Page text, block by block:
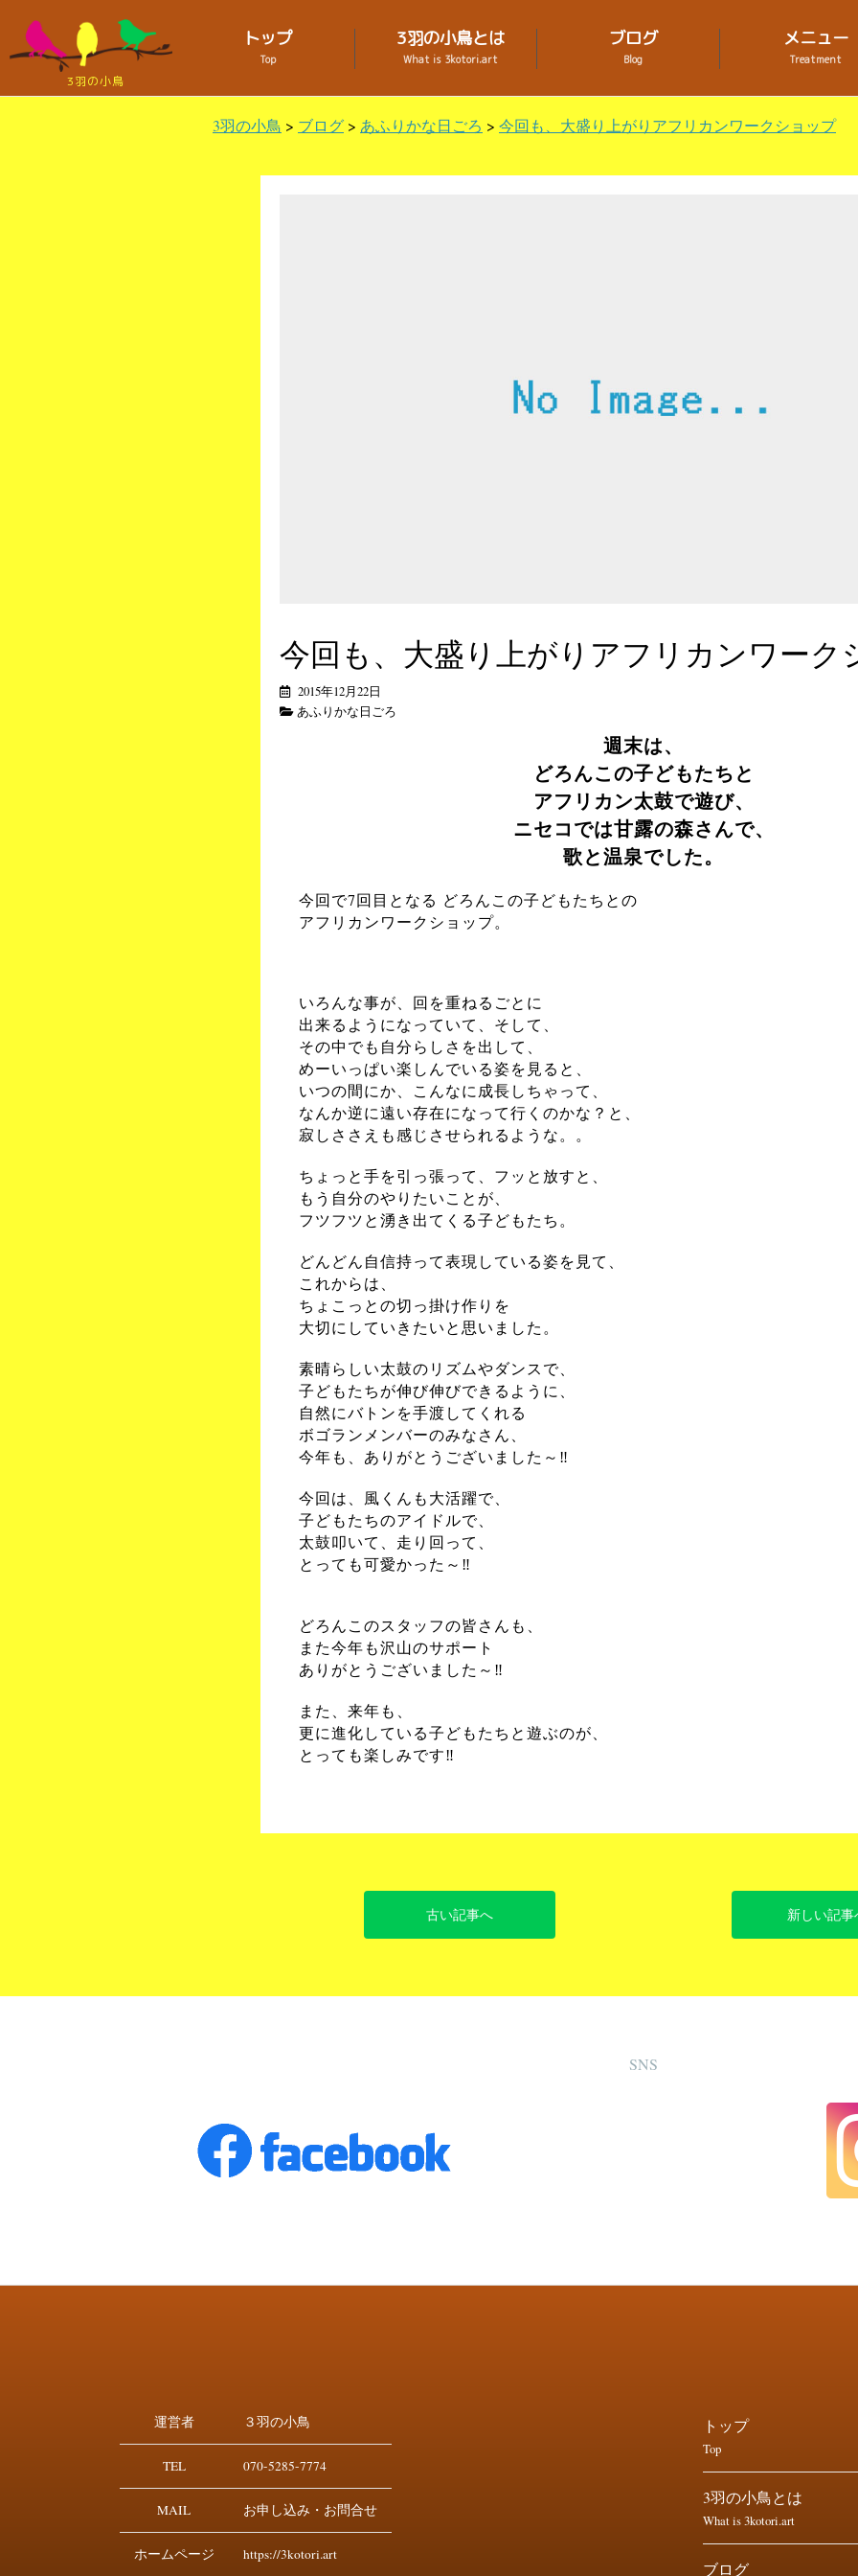
3羽の小鳥
トップ
Top
3羽の小鳥とは
What is 3kotori.art
ブログ
Blog
メニュー
Treatment
3羽の小鳥 > ブログ > あふりかな日ごろ > 今回も、大盛り上がりアフリカンワークショップ
今回も、大盛り上がりアフリカンワーク
2015年12月22日
あふりかな日ごろ
週末は、
どろんこの子どもたちと
アフリカン太鼓で遊び、
ニセコでは甘露の森さんで、
歌と温泉でした。
今回で7回目となる どろんこの子どもたちとの
アフリカンワークショップ。
いろんな事が、回を重ねるごとに
出来るようになっていて、そして、
その中でも自分らしさを出して、
めーいっぱい楽しんでいる姿を見ると、
いつの間にか、こんなに成長しちゃって、
なんか逆に遠い存在になって行くのかな？と、
寂しささえも感じさせられるような。。
ちょっと手を引っ張って、フッと放すと、
もう自分のやりたいことが、
フツフツと湧き出てくる子どもたち。
どんどん自信持って表現している姿を見て、
これからは、
ちょこっとの切っ掛け作りを
大切にしていきたいと思いました。
素晴らしい太鼓のリズムやダンスで、
子どもたちが伸び伸びできるように、
自然にバトンを手渡してくれる
ボゴランメンバーのみなさん、
今年も、ありがとうございました～‼️
今回は、風くんも大活躍で、
子どもたちのアイドルで、
太鼓叩いて、走り回って、
とっても可愛かった～‼️
どろんこのスタッフの皆さんも、
また今年も沢山のサポート
ありがとうございました～‼️
また、来年も、
更に進化している子どもたちと遊ぶのが、
とっても楽しみです‼️
古い記事へ 新しい記事
SNS
運営者 ３羽の小鳥
TEL 070-5285-7774
MAIL お申し込み・お問合せ
ホームページ https://3kotori.art
トップ
Top
3羽の小鳥とは
What is 3kotori.art
ブログ